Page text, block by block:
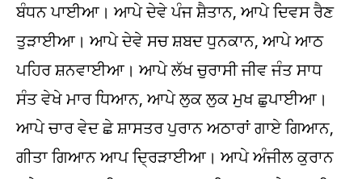
ਬੰਧਨ ਪਾਈਆ। ਆਪੇ ਦੇਵੇ ਪੰਜ ਸ਼ੈਤਾਨ, ਆਪੇ ਦਿਵਸ ਰੈਣ
ਤੁੜਾਈਆ। ਆਪੇ ਦੇਵੇ ਸਚ ਸ਼ਬਦ ਧੁਨਕਾਨ, ਆਪੇ ਆਠ
ਪਹਿਰ ਸ਼ਨਵਾਈਆ। ਆਪੇ ਲੱਖ ਚੁਰਾਸੀ ਜੀਵ ਜੰਤ ਸਾਧ
ਸੰਤ ਵੇਖੇ ਮਾਰ ਧਿਆਨ, ਆਪੇ ਲੁਕ ਲੁਕ ਮੁਖ ਛੁਪਾਈਆ।
ਆਪੇ ਚਾਰ ਵੇਦ ਛੇ ਸ਼ਾਸਤਰ ਪੁਰਾਨ ਅਠਾਰਾਂ ਗਾਏ ਗਿਆਨ,
ਗੀਤਾ ਗਿਆਨ ਆਪ ਦ੍ਰਿੜਾਈਆ। ਆਪੇ ਅੰਜੀਲ ਕੁਰਾਨ